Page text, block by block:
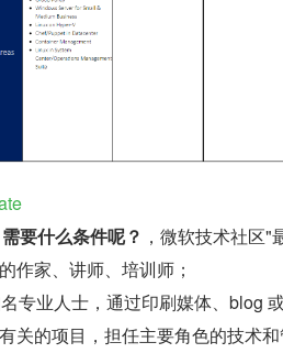
要什么条件呢？ ，微软技术社区
作家、讲师、培训师；
专业人士，通过印刷媒体、blog
关的项目，担任主要角色的技术和